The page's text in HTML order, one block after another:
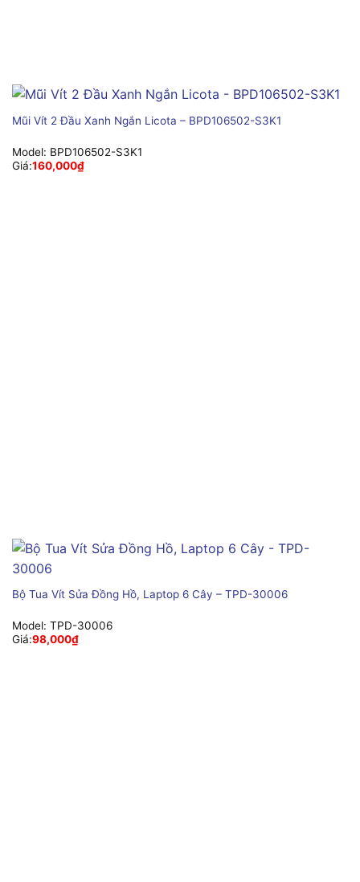
Mũi Vít 2 Đầu Xanh Ngắn Licota – BPD106502-S3K1
Model: BPD106502-S3K1
Giá:160,000₫
Bộ Tua Vít Sửa Đồng Hồ, Laptop 6 Cây – TPD-30006
Model: TPD-30006
Giá:98,000₫